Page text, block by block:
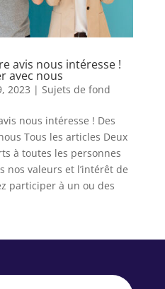
avis nous intéresse !
avec nous
2023 | Sujets de fond
nous intéresse ! Des
Tous les articles Deux
à toutes les personnes
nos valeurs et l’intérêt de
participer à un ou des